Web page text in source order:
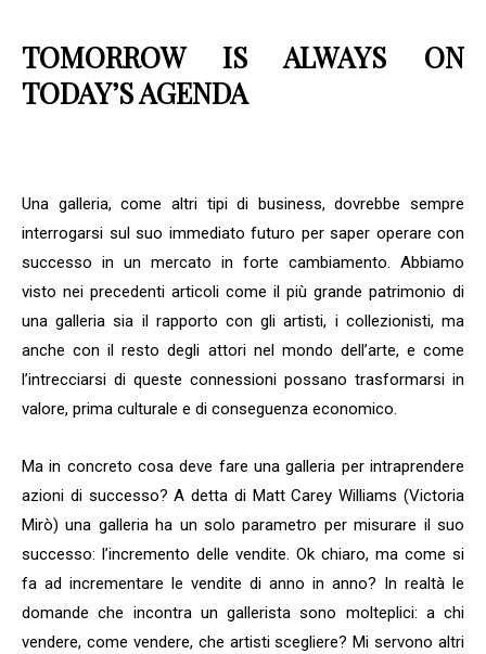
TOMORROW IS ALWAYS ON
TODAY’S AGENDA
Una galleria, come altri tipi di business, dovrebbe sempre
interrogarsi sul suo immediato futuro per saper operare con
successo in un mercato in forte cambiamento. Abbiamo
visto nei precedenti articoli come il più grande patrimonio di
una galleria sia il rapporto con gli artisti, i collezionisti, ma
anche con il resto degli attori nel mondo dell’arte, e come
l’intrecciarsi di queste connessioni possano trasformarsi in
valore, prima culturale e di conseguenza economico.
Ma in concreto cosa deve fare una galleria per intraprendere
azioni di successo? A detta di Matt Carey Williams (Victoria
Mirò) una galleria ha un solo parametro per misurare il suo
successo: l’incremento delle vendite. Ok chiaro, ma come si
fa ad incrementare le vendite di anno in anno? In realtà le
domande che incontra un gallerista sono molteplici: a chi
vendere, come vendere, che artisti scegliere? Mi servono altri